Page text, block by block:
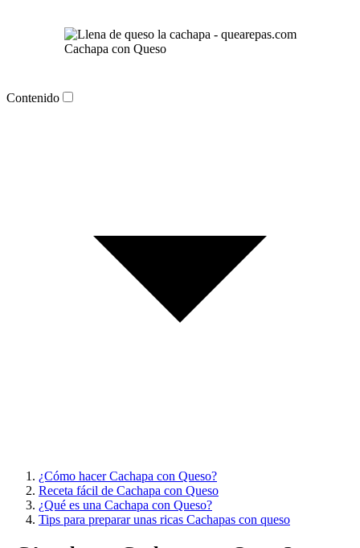
Cachapa con Queso
Contenido
¿Cómo hacer Cachapa con Queso?
Receta fácil de Cachapa con Queso
¿Qué es una Cachapa con Queso?
Tips para preparar unas ricas Cachapas con queso